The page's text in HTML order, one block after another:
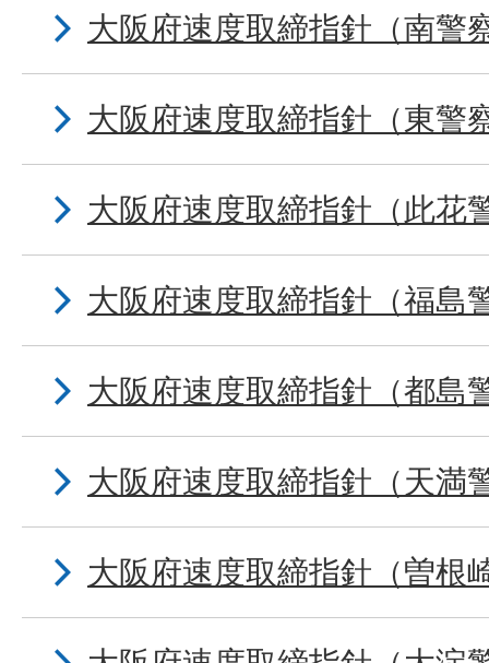
大阪府速度取締指針（南警
大阪府速度取締指針（東警
大阪府速度取締指針（此花
大阪府速度取締指針（福島
大阪府速度取締指針（都島
大阪府速度取締指針（天満
大阪府速度取締指針（曽根